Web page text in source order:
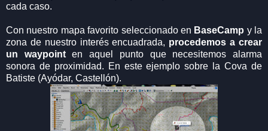
cada caso.
Con nuestro mapa favorito seleccionado en BaseCamp y la
zona de nuestro interés encuadrada, procedemos a crear
un waypointen aquel punto que necesitemos alarma
sonora de proximidad. En este ejemplo sobre la Cova de
Batiste (Ayódar, Castellón).